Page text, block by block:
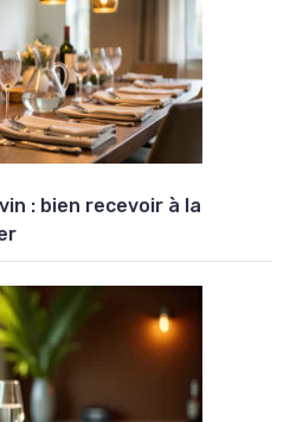
: bien recevoir à la